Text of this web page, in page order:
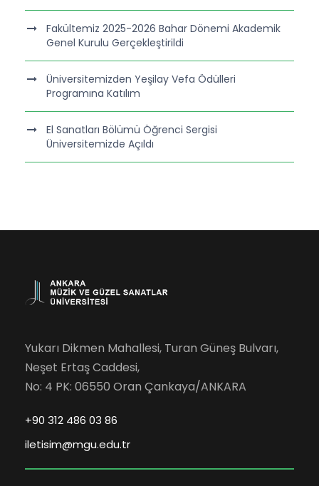
Fakültemiz 2025-2026 Bahar Dönemi Akademik
Genel Kurulu Gerçekleştirildi
Üniversitemizden Yeşilay Vefa Ödülleri
Programına Katılım
El Sanatları Bölümü Öğrenci Sergisi
Üniversitemizde Açıldı
Yukarı Dikmen Mahallesi, Turan Güneş Bulvarı,
Neşet Ertaş Caddesi,
No: 4 PK: 06550 Oran Çankaya/ANKARA
+90 312 486 03 86
iletisim@mgu.edu.tr